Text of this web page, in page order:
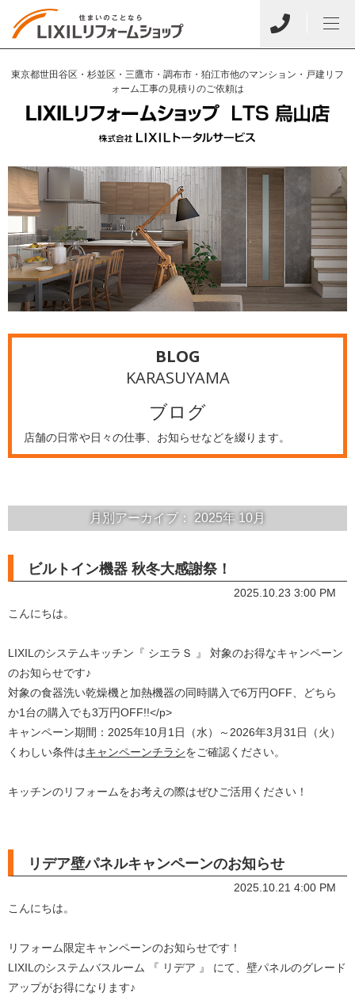
東京都世田谷区・杉並区・三鷹市・調布市・狛江市他のマンション・戸建リフ
ォーム工事の見積りのご依頼は
BLOG
KARASUYAMA
ブログ
店舗の日常や日々の仕事、お知らせなどを綴ります。
月別アーカイブ： 2025年 10月
ビルトイン機器 秋冬大感謝祭！
2025.10.23 3:00 PM
こんにちは。
LIXILのシステムキッチン『 シエラＳ 』 対象のお得なキャンペーン
のお知らせです♪
対象の食器洗い乾燥機と加熱機器の同時購入で6万円OFF、どちら
か1台の購入でも3万円OFF!!</p>
キャンペーン期間：2025年10月1日（水）～2026年3月31日（火）
くわしい条件はキャンペーンチラシをご確認ください。
キッチンのリフォームをお考えの際はぜひご活用ください！
リデア壁パネルキャンペーンのお知らせ
2025.10.21 4:00 PM
こんにちは。
リフォーム限定キャンペーンのお知らせです！
LIXILのシステムバスルーム 『 リデア 』 にて、壁パネルのグレード
アップがお得になります♪